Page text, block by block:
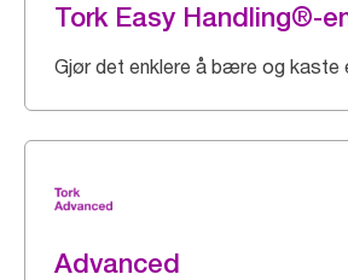
Tork Easy Handling®-
Gjør det enklere å bære og kaste
Advanced